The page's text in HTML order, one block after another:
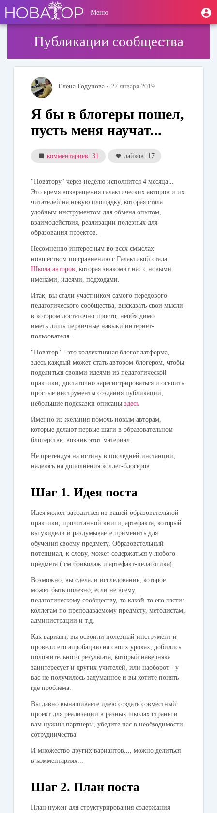
основному
содержанию
User
account
Меню
Публикации сообщества
Елена Годунова • 27 января 2019
Я бы в блогеры пошел,
пусть меня научат...
комментариев: 31 лайков: 17
"Новатору" через неделю исполнится 4 месяца...
Это время возвращения галактических авторов и их
читателей на новую площадку, которая стала
удобным инструментом для обмена опытом,
взаимодействия, реализации полезных для
образования проектов.
Несомненно интересным во всех смыслах
новшеством по сравнению с Галактикой стала
Школа авторов , которая знакомит нас с новыми
именами, идеями, подходами.
Итак, вы стали участником самого передового
педагогического сообщества, высказать свои мысли
в котором достаточно просто, необходимо
иметь лишь первичные навыки интернет-
пользователя.
"Новатор" - это коллективная блогоплатформа,
здесь каждый может стать автором-блогером, чтобы
поделиться своими идеями из педагогической
практики, достаточно зарегистрироваться и освоить
простые инструменты создания публикации,
небольшие подсказки описаныздесь
Именно из желания помочь новым авторам,
которые делают первые шаги в образовательном
блогерстве, возник этот материал.
Не претендуя на истину в последней инстанции,
надеюсь на дополнения коллег-блогеров.
Шаг 1. Идея поста
Идея может зародиться извашей образовательной
практики ,прочитанной книги ,артефакта , который
вы увидели и раздумываете применить для
обучения своему предмету. Образовательный
потенциал, к слову, может содержаться у любого
предмета ( см.бриколаж и артефакт-педагогика).
Возможно, вы сделалиисследование , которое
может быть полезно, если не всему
педагогическому сообществу, то какой-то его части:
коллегам по преподаваемому предмету, методистам,
администрации и т.д.
Как вариант, вы освоилиполезный инструмент и
провели его апробацию на своих уроках, добились
положительного результата, который наверняка
заинтересует и других учителей, или наоборот - у
вас не получилось задуманное и вы хотите понять
где проблема.
Вы давно вынашиваете идею создатьсовместный
проект для реализации в разных школах страны и
вам нужны партнеры, убедите нас в необходимости
сотрудничества!
И множество других вариантов..., можно делиться
в комментариях...
Шаг 2. План поста
План нужен для структурирования содержания